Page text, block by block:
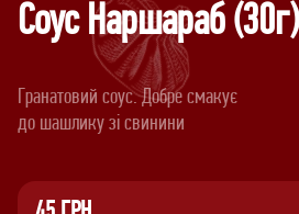
Соус Наршараб (30г)
Гранатовий соус. Добре смакує